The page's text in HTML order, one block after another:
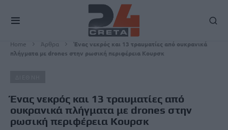
Home Άρθρα
Ένας νεκρός και 13 τραυματίες από ουκρανικά
πλήγματα με drones στην ρωσική περιφέρεια Κουρσκ
Ένας νεκρός και 13 τραυματίες από
ουκρανικά πλήγματα με drones στην
ρωσική περιφέρεια Κουρσκ